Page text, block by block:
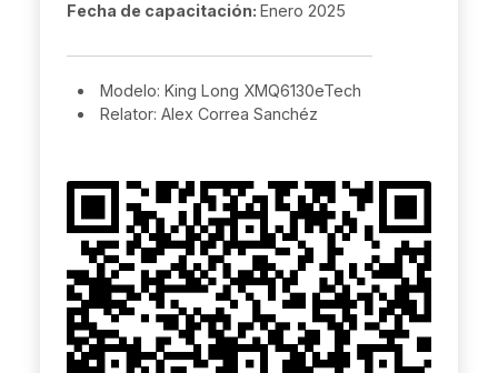
Fecha de capacitación: Enero 2025
Modelo: King Long XMQ6130eTech
Relator: Alex Correa Sanchéz